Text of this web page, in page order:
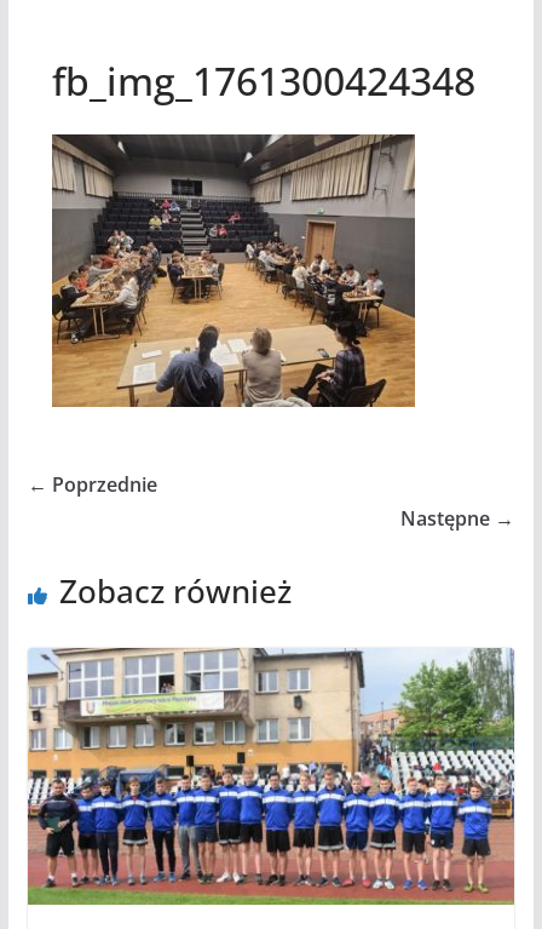
fb_img_1761300424348
← Poprzednie
Następne →
Zobacz również